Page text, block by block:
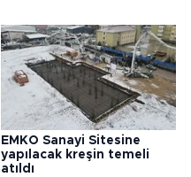
EMKO Sanayi Sitesine
yapılacak kreşin temeli
atıldı